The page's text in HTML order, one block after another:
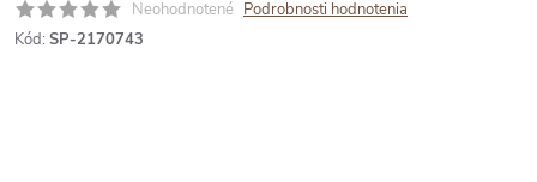
Neohodnotené Podrobnosti hodnotenia
Kód: SP-2170743